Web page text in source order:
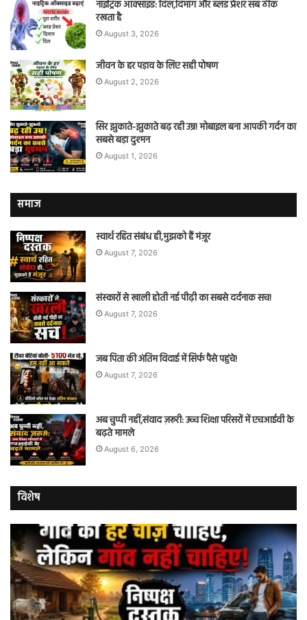
नाइट्रिक ऑक्साइड: दिल,दिमाग और ब्लड प्रेशर सब ठीक
रखता है
August 3, 2026
जीवन के हर पड़ाव के लिए सही पोषण
August 2, 2026
सिर झुकाते-झुकाते बढ़ रही उम्र! मोबाइल बना आपकी गर्दन का
सबसे बड़ा दुश्मन
August 1, 2026
समाज
स्वार्थ रहित संबंध ही,मुझको हैं मंज़ूर
August 7, 2026
संस्कारों से खाली होती नई पीढ़ी का सबसे दर्दनाक सच!
August 7, 2026
जब पिता की अंतिम विदाई में सिर्फ पैसे पहुंचे!
August 7, 2026
अब चुप्पी नहीं,संवाद ज़रूरी: उच्च शिक्षा परिसरों में एचआईवी के
बढ़ते मामले
August 6, 2026
विशेष